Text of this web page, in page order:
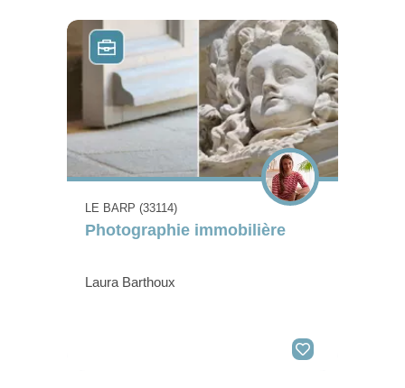
LE BARP (33114)
Photographie immobilière
Laura Barthoux